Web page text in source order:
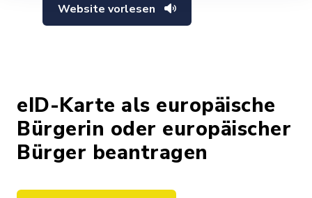
Website vorlesen
eID-Karte als europäische
Bürgerin oder europäischer
Bürger beantragen